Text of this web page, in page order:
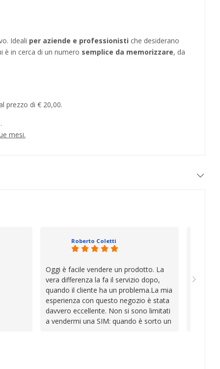
Ideali per aziende e professionisti che desiderano
è in cerca di un numero semplice da memorizzare, da
prezzo di € 20,00.
mesi.
Roberto Coletti
Oggi è facile vendere un prodotto. La
vera differenza la fa il servizio dopo,
quando il cliente ha un problema.La mia
esperienza con questo negozio è stata
davvero eccellente. Non si sono limitati
a vendermi una SIM: quando è sorto un
sono